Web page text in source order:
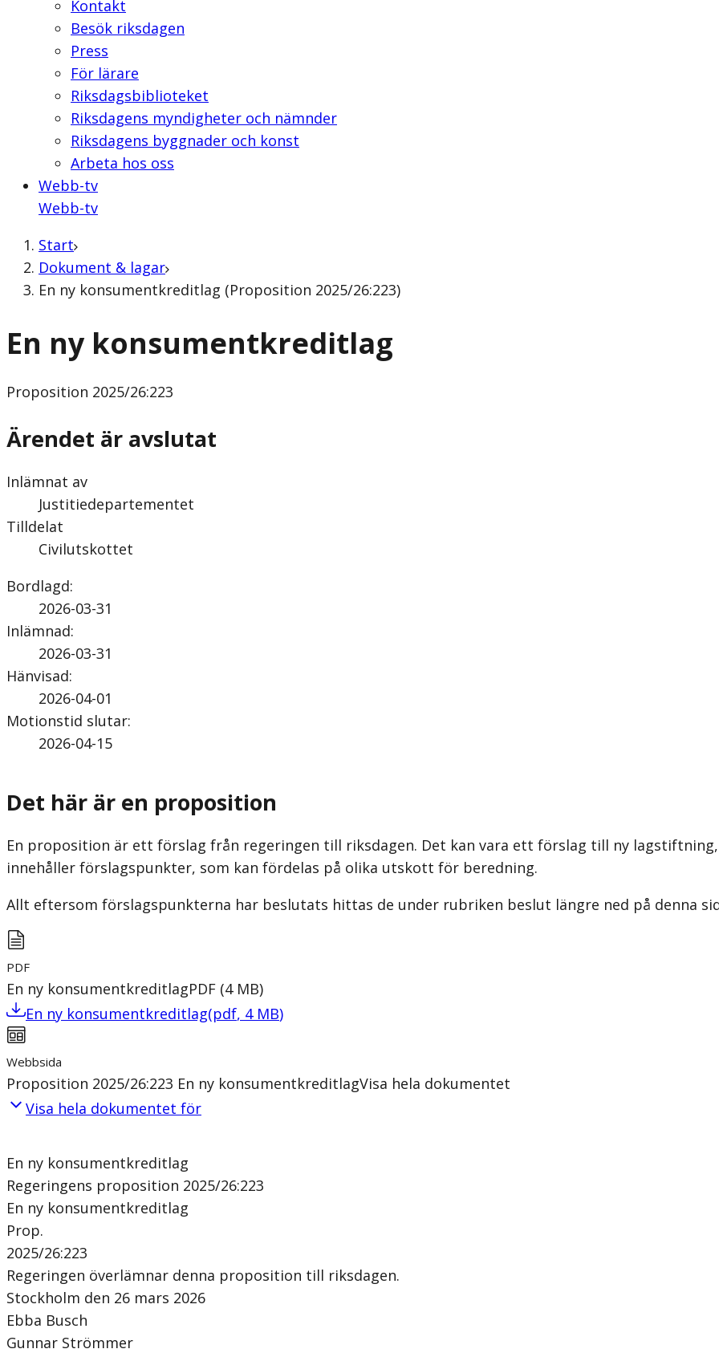
Kontakt
Besök riksdagen
Press
För lärare
Riksdagsbiblioteket
Riksdagens myndigheter och nämnder
Riksdagens byggnader och konst
Arbeta hos oss
Webb-tv
Webb-tv
Start
Dokument & lagar
En ny konsumentkreditlag (Proposition 2025/26:223)
En ny konsumentkreditlag
Proposition 2025/26:223
Ärendet är avslutat
Inlämnat av
Justitiedepartementet
Tilldelat
Civilutskottet
Bordlagd:
2026-03-31
Inlämnad:
2026-03-31
Hänvisad:
2026-04-01
Motionstid slutar:
2026-04-15
Det här är en proposition
En proposition är ett förslag från regeringen till riksdagen. Det kan vara ett förslag till ny
innehåller förslagspunkter, som kan fördelas på olika utskott för beredning.
Allt eftersom förslagspunkterna har beslutats hittas de under rubriken beslut längre ned på denna
PDF
En ny konsumentkreditlagPDF (4 MB)
En ny konsumentkreditlag(pdf, 4 MB)
Webbsida
Proposition 2025/26:223 En ny konsumentkreditlagVisa hela dokumentet
Visa hela dokumentet för
En ny konsumentkreditlag
Regeringens proposition 2025/26:223
En ny konsumentkreditlag
Prop.
2025/26:223
Regeringen överlämnar denna proposition till riksdagen.
Stockholm den 26 mars 2026
Ebba Busch
Gunnar Strömmer